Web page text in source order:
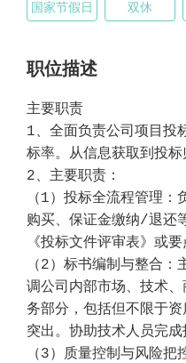
国家节假日 双休
职位描述
主要职责
1、全面负责公司项目投
标率。从信息获取到投
2、主要职责：
（1）投标全流程管理
购买、保证金缴纳/退还
《投标文件评审表》或
（2）标书编制与整合
调公司内部市场、技术
务部分，包括但不限于
突出。协助技术人员完
（3）质量控制与风险